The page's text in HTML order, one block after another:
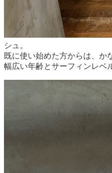
シュ。
既に使い始めた方からは、か
幅広い年齢とサーフィンレベ